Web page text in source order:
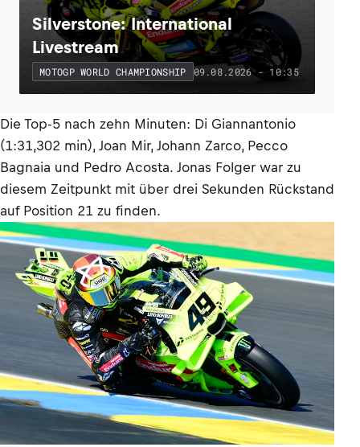
Silverstone: International
Livestream
MOTOGP WORLD CHAMPIONSHIP 09.08.2026 - 10:35
Die Top-5 nach zehn Minuten: Di Giannantonio
(1:31,302 min), Joan Mir, Johann Zarco, Pecco
Bagnaia und Pedro Acosta. Jonas Folger war zu
diesem Zeitpunkt mit über drei Sekunden Rückstand
auf Position 21 zu finden.